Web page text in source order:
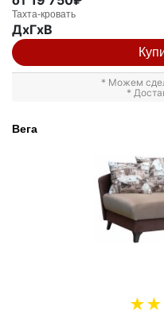
Тахта-кровать
ДxГxВ
* Можем
*
Вега